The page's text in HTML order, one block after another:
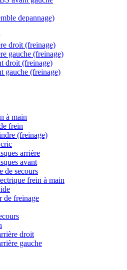
depannage)
droit (freinage)
gauche (freinage)
droit (freinage)
gauche (freinage)
à main
frein
(freinage)
arrière
avant
de secours
frein à main
de freinage
droit
gauche